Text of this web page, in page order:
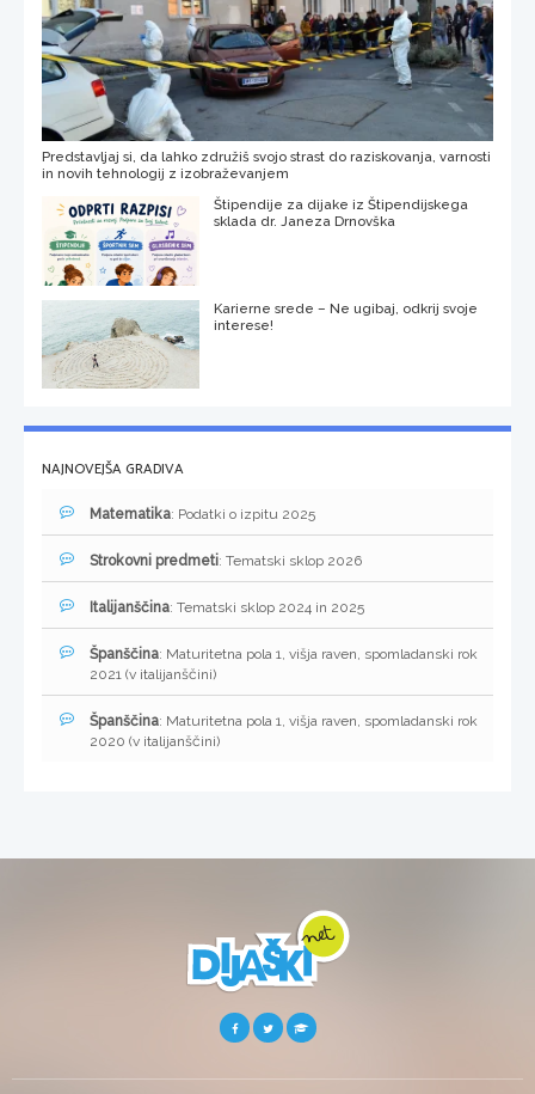
Predstavljaj si, da lahko združiš svojo strast do raziskovanja, varnosti
in novih tehnologij z izobraževanjem
Štipendije za dijake iz Štipendijskega
sklada dr. Janeza Drnovška
Karierne srede – Ne ugibaj, odkrij svoje
interese!
NAJNOVEJŠA GRADIVA
Matematika: Podatki o izpitu 2025
Strokovni predmeti: Tematski sklop 2026
Italijanščina: Tematski sklop 2024 in 2025
Španščina: Maturitetna pola 1, višja raven, spomladanski rok
2021 (v italijanščini)
Španščina: Maturitetna pola 1, višja raven, spomladanski rok
2020 (v italijanščini)